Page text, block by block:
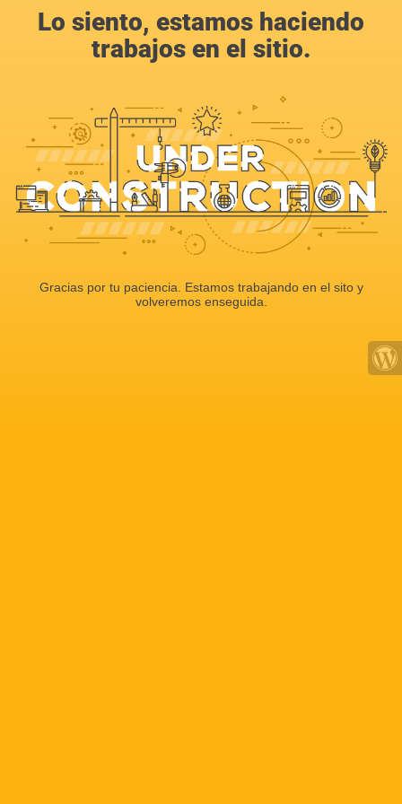
Lo siento, estamos haciendo
trabajos en el sitio.
Gracias por tu paciencia. Estamos trabajando en el sito y
volveremos enseguida.